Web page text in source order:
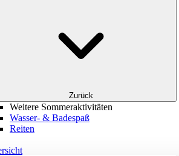
Zurück
Weitere Sommeraktivitäten
Wasser- & Badespaß
Reiten